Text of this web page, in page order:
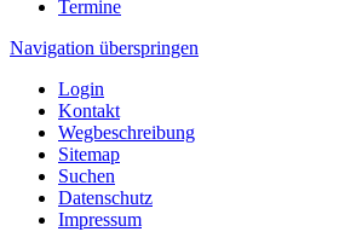
Termine
Navigation überspringen
Login
Kontakt
Wegbeschreibung
Sitemap
Suchen
Datenschutz
Impressum